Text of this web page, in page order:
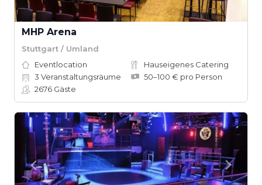
MHP Arena
Stuttgart / Umland
Eventlocation
Hauseigenes Catering
3 Veranstaltungsräume
50–100 € pro Person
2676 Gäste